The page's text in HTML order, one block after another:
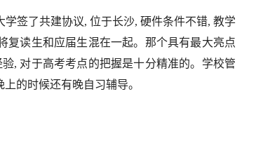
签了共建协议, 位于长沙, 硬件条件不错, 教学
复读生和应届生混在一起。那个具有最大亮点
, 对于高考考点的把握是十分精准的。学校管
的时候还有晚自习辅导。